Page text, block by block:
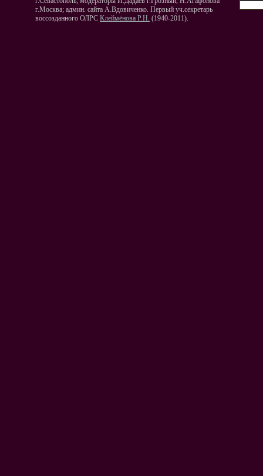
г.Москва; админ. сайта А.Вдовиченко. Первый уч.секретарь
воссозданного ОЛРС Клеймёнова Р.Н. (1940-2011).